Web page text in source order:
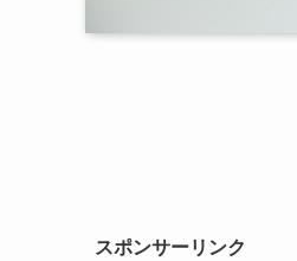
スポンサーリンク